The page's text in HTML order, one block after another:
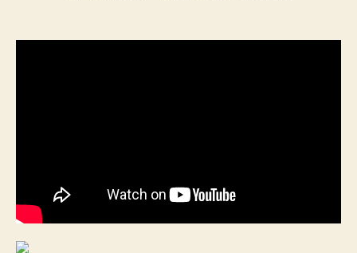
entrada
entrada